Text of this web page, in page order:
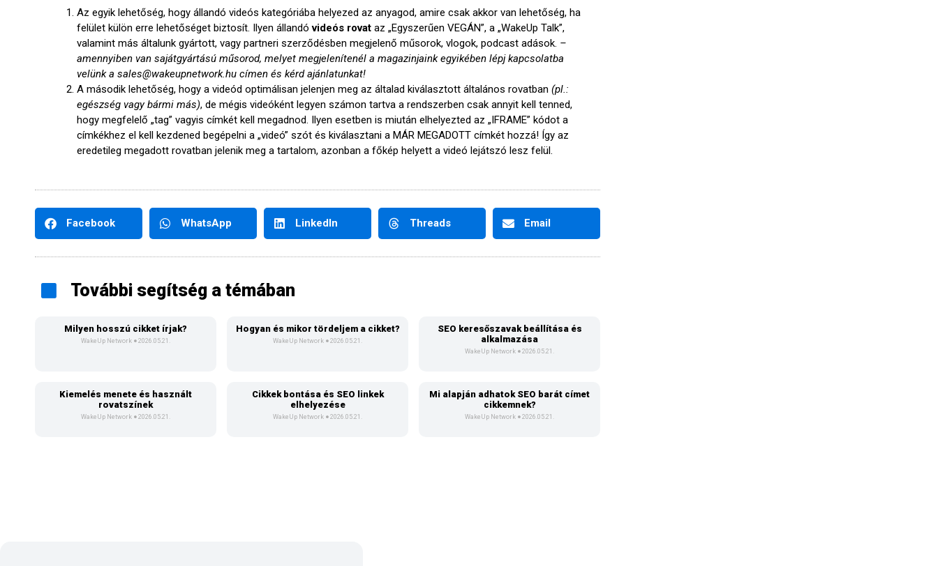
Az egyik lehetőség, hogy állandó videós kategóriába helyezed az anyagod, amire csak akkor van lehetőség, ha
felület külön erre lehetőséget biztosít. Ilyen állandóvideós rovat az „Egyszerűen VEGÁN”, a „WakeUp Talk”,
valamint más általunk gyártott, vagy partneri szerződésben megjelenő műsorok, vlogok, podcast adások. –
amennyiben van sajátgyártású műsorod, melyet megjelenítenél a magazinjaink egyikében lépj kapcsolatba
velünk a sales@wakeupnetwork.hu címen és kérd ajánlatunkat!
A második lehetőség, hogy a videód optimálisan jelenjen meg az általad kiválasztott általános rovatban (pl.:
egészség vagy bármi más), de mégis videóként legyen számon tartva a rendszerben csak annyit kell tenned,
hogy megfelelő „tag” vagyis címkét kell megadnod. Ilyen esetben is miután elhelyezted az „IFRAME” kódot a
címkékhez el kell kezdened begépelni a „videó” szót és kiválasztani a MÁR MEGADOTT címkét hozzá! Így az
eredetileg megadott rovatban jelenik meg a tartalom, azonban a főkép helyett a videó lejátszó lesz felül.
Facebook WhatsApp LinkedIn Threads Email
További segítség a témában
Milyen hosszú cikket írjak?
WakeUp Network 2026.05.21.
Hogyan és mikor tördeljem a cikket?
WakeUp Network 2026.05.21.
SEO keresőszavak beállítása és
alkalmazása
WakeUp Network 2026.05.21.
Kiemelés menete és használt
rovatszínek
WakeUp Network 2026.05.21.
Cikkek bontása és SEO linkek
elhelyezése
WakeUp Network 2026.05.21.
Mi alapján adhatok SEO barát címet
cikkemnek?
WakeUp Network 2026.05.21.